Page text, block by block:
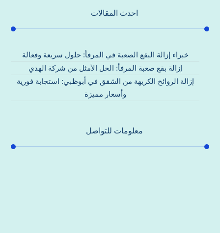
احدث المقالات
خبراء إزالة البقع الصعبة في المرفأ: حلول سريعة وفعالة
إزالة بقع صعبة المرفأ: الحل الأمثل من شركة الهدي
إزالة الروائح الكريهة من الشقق في أبوظبي: استجابة فورية
وأسعار مميزة
معلومات للتواصل